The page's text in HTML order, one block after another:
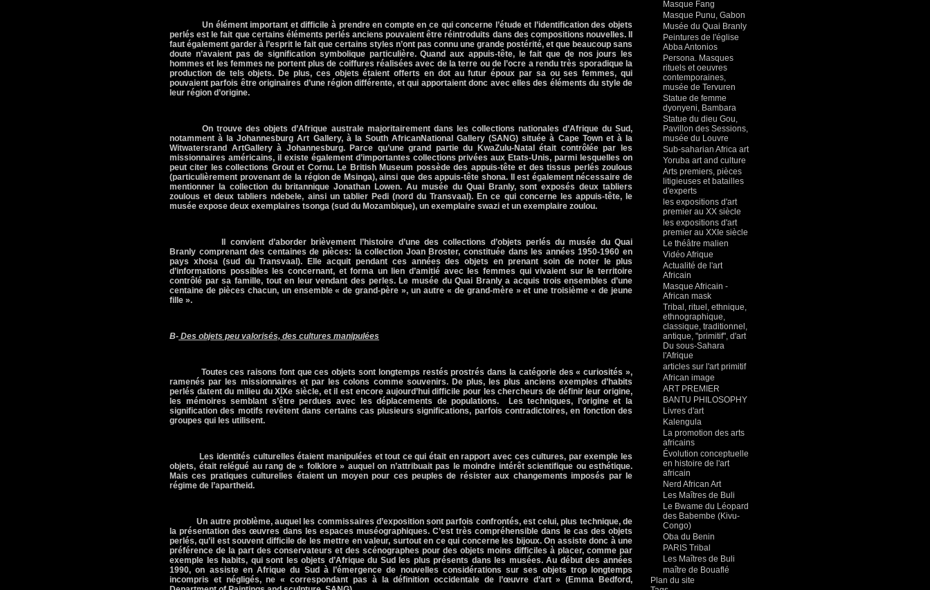
Un élément important et difficile à prendre en compte en ce qui concerne l’étude et l’identification des objets
perlés est le fait que certains éléments perlés anciens pouvaient être réintroduits dans des compositions nouvelles. Il
faut également garder à l’esprit le fait que certains styles n’ont pas connu une grande postérité, et que beaucoup sans
doute n’avaient pas de signification symbolique particulière. Quand aux appuis-tête, le fait que de nos jours les
hommes et les femmes ne portent plus de coiffures réalisées avec de la terre ou de l’ocre a rendu très sporadique la
production de tels objets. De plus, ces objets étaient offerts en dot au futur époux par sa ou ses femmes, qui
pouvaient parfois être originaires d’une région différente, et qui apportaient donc avec elles des éléments du style de
leur région d’origine.
On trouve des objets d’Afrique australe majoritairement dans les collections nationales d’Afrique du Sud,
notamment à la Johannesburg Art Gallery, à la South AfricanNational Gallery (SANG) située à Cape Town et à la
Witwatersrand
ArtGallery à Johannesburg. Parce qu’une grand partie du KwaZulu-Natal était contrôlée par les
missionnaires américains, il existe également d’importantes collections privées aux Etats-Unis, parmi lesquelles on
peut citer les collections Grout et Cornu. Le British Museum possède des appuis-tête et des tissus perlés zoulous
(particulièrement provenant de la région de Msinga), ainsi que des appuis-tête shona. Il est également nécessaire de
mentionner la collection du britannique Jonathan Lowen. Au musée du Quai Branly, sont exposés deux tabliers
zoulous et deux tabliers ndebele, ainsi un tablier Pedi (nord du Transvaal). En ce qui concerne les appuis-tête, le
musée expose deux exemplaires tsonga (sud du Mozambique), un exemplaire swazi et un exemplaire zoulou.
Il convient d’aborder brièvement l’histoire d’une des collections d’objets perlés du musée du Quai
Branly comprenant des centaines de pièces: la collection Joan Broster, constituée dans les années 1950-1960 en
pays xhosa (sud du Transvaal). Elle acquit pendant ces années des objets en prenant soin de noter le plus
d’informations possibles les concernant, et forma un lien d’amitié avec les femmes qui vivaient sur le territoire
contrôlé par sa famille, tout en leur vendant des perles. Le musée du Quai Branly a acquis trois ensembles d’une
centaine de pièces chacun, un ensemble « de grand-père », un autre « de grand-mère » et une troisième « de jeune
fille ».
B- Des objets peu valorisés, des cultures manipulées
Toutes ces raisons font que ces objets sont longtemps restés prostrés dans la catégorie des « curiosités »,
ramenés par les missionnaires et par les colons comme souvenirs. De plus, les plus anciens exemples d’habits
perlés datent du milieu du XIXe siècle, et il est encore aujourd’hui difficile pour les chercheurs de définir leur origine,
les mémoires semblant s’être perdues avec les déplacements de populations.
Les techniques, l’origine et la
signification des motifs revêtent dans certains cas plusieurs significations, parfois contradictoires, en fonction des
groupes qui les utilisent.
Les identités culturelles étaient manipulées et tout ce qui était en rapport avec ces cultures, par exemple les
objets, était relégué au rang de « folklore » auquel on n’attribuait pas le moindre intérêt scientifique ou esthétique.
Mais ces pratiques culturelles étaient un moyen pour ces peuples de résister aux changements imposés par le
régime de l’apartheid.
Un autre problème, auquel les commissaires d’exposition sont parfois confrontés, est celui, plus technique, de
la présentation des œuvres dans les espaces muséographiques. C’est très compréhensible dans le cas des objets
perlés, qu’il est souvent difficile de les mettre en valeur, surtout en ce qui concerne les bijoux. On assiste donc à une
préférence de la part des conservateurs et des scénographes pour des objets moins difficiles à placer, comme par
exemple les habits, qui sont les objets d’Afrique du Sud les plus présents dans les musées. Au début des années
1990, on assiste en Afrique du Sud à l’émergence de nouvelles considérations sur ses objets trop longtemps
incompris et négligés, ne « correspondant pas à la définition occidentale de l’œuvre d’art » (Emma Bedford,
Masque Fang
Masque Punu, Gabon
Musée du Quai Branly
Peintures de l'église
Abba Antonios
Persona. Masques
rituels et oeuvres
contemporaines,
musée de Tervuren
Statue de femme
dyonyeni, Bambara
Statue du dieu Gou,
Pavillon des Sessions,
musée du Louvre
Sub-saharian Africa art
Yoruba art and culture
Arts premiers, pièces
litigieuses et batailles
d'experts
les expositions d'art
premier au XX siècle
les expositions d'art
premier au XXIe siècle
Le théâtre malien
Vidéo Afrique
Actualité de l'art
Africain
Masque Africain -
African mask
Tribal, rituel, ethnique,
ethnographique,
classique, traditionnel,
antique, "primitif", d'art
Du sous-Sahara
l'Afrique
articles sur l'art primitif
African image
ART PREMIER
BANTU PHILOSOPHY
Livres d'art
Kalengula
La promotion des arts
africains
Évolution conceptuelle
en histoire de l'art
africain
Nerd African Art
Les Maîtres de Buli
Le Bwame du Léopard
des Babembe (Kivu-
Congo)
Oba du Benin
PARIS Tribal
Les Maîtres de Buli
maître de Bouaflé
Plan du site